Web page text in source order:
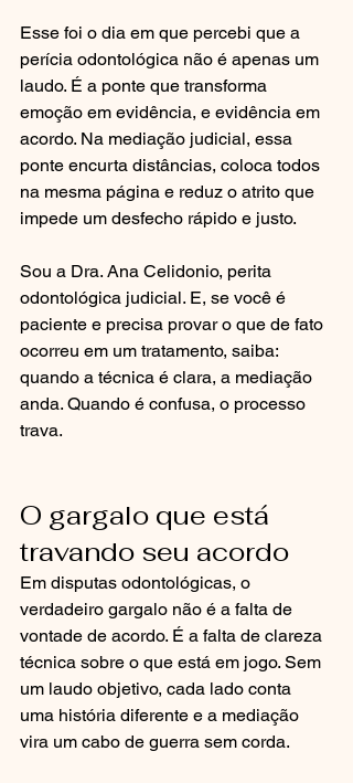
Esse foi o dia em que percebi que a
perícia odontológica não é apenas um
laudo. É a ponte que transforma
emoção em evidência, e evidência em
acordo. Na mediação judicial, essa
ponte encurta distâncias, coloca todos
na mesma página e reduz o atrito que
impede um desfecho rápido e justo.
Sou a Dra. Ana Celidonio, perita
odontológica judicial. E, se você é
paciente e precisa provar o que de fato
ocorreu em um tratamento, saiba:
quando a técnica é clara, a mediação
anda. Quando é confusa, o processo
trava.
O gargalo que está
travando seu acordo
Em disputas odontológicas, o
verdadeiro gargalo não é a falta de
vontade de acordo. É a falta de clareza
técnica sobre o que está em jogo. Sem
um laudo objetivo, cada lado conta
uma história diferente e a mediação
vira um cabo de guerra sem corda.